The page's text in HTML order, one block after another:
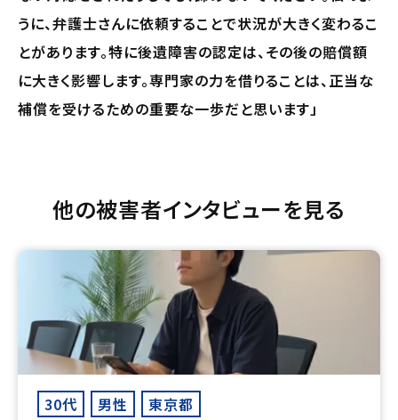
うに、弁護士さんに依頼することで状況が大きく変わるこ
とがあります。特に後遺障害の認定は、その後の賠償額
に大きく影響します。専門家の力を借りることは、正当な
補償を受けるための重要な一歩だと思います」
他の被害者インタビューを見る
30代 男性 東京都